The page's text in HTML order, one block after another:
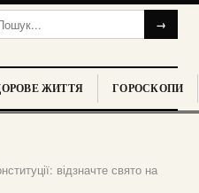
→
ЖИТТЯ ГОРОСКОПИ
відзначте свято на